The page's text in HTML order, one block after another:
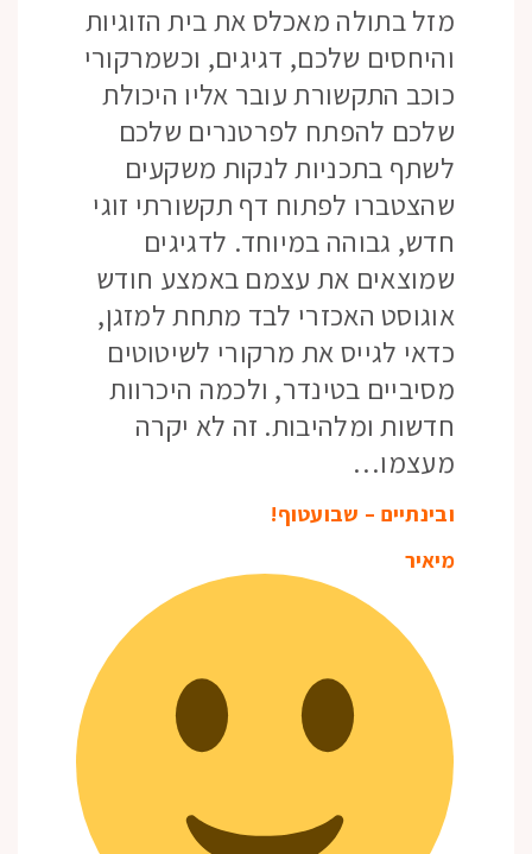
מזל בתולה מאכלס את בית הזוגיות
והיחסים שלכם, דגיגים, וכשמרקורי
כוכב התקשורת עובר אליו היכולת
שלכם להפתח לפרטנרים שלכם
לשתף בתכניות לנקות משקעים
שהצטברו לפתוח דף תקשורתי זוגי
חדש, גבוהה במיוחד. לדגיגים
שמוצאים את עצמם באמצע חודש
אוגוסט האכזרי לבד מתחת למזגן,
כדאי לגייס את מרקורי לשיטוטים
מסיביים בטינדר, ולכמה היכרוות
חדשות ומלהיבות. זה לא יקרה
מעצמו…
ובינתיים – שבועטוף!
מיאיר